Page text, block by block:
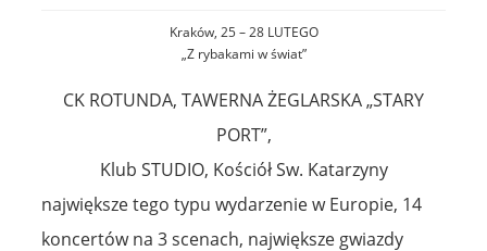
Kraków, 25 – 28 LUTEGO
„Z rybakami w świat”
CK ROTUNDA, TAWERNA ŻEGLARSKA „STARY
PORT”,
Klub STUDIO, Kościół Sw. Katarzyny
największe tego typu wydarzenie w Europie, 14
koncertów na 3 scenach, największe gwiazdy